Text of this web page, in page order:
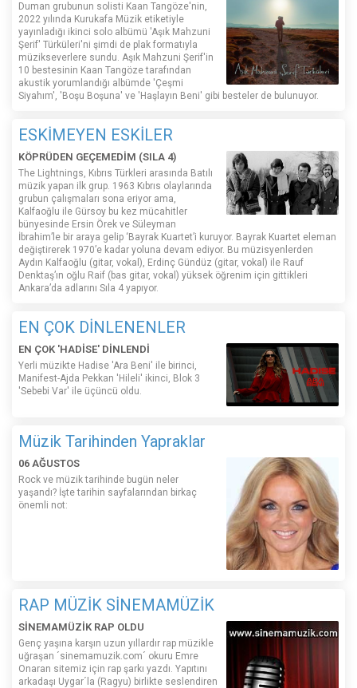
Duman grubunun solisti Kaan Tangöze'nin,
2022 yılında Kurukafa Müzik etiketiyle
yayınladığı ikinci solo albümü 'Aşık Mahzuni
Şerif' Türküleri'ni şimdi de plak formatıyla
müzikseverlere sundu. Aşık Mahzuni Şerif'in
10 bestesinin Kaan Tangöze tarafından
akustik yorumlandığı albümde 'Çeşmi
Siyahım', 'Boşu Boşuna' ve 'Haşlayın Beni' gibi besteler de bulunuyor.
ESKİMEYEN ESKİLER
KÖPRÜDEN GEÇEMEDİM (SILA 4)
The Lightnings, Kıbrıs Türkleri arasında Batılı
müzik yapan ilk grup. 1963 Kıbrıs olaylarında
grubun çalışmaları sona eriyor ama,
Kalfaoğlu ile Gürsoy bu kez mücahitler
bünyesinde Ersin Örek ve Süleyman
İbrahim’le bir araya gelip ‘Bayrak Kuartet’i kuruyor. Bayrak Kuartet eleman
değiştirerek 1970’e kadar yoluna devam ediyor. Bu müzisyenlerden
Aydın Kalfaoğlu (gitar, vokal), Erdinç Gündüz (gitar, vokal) ile Rauf
Denktaş’ın oğlu Raif (bas gitar, vokal) yüksek öğrenim için gittikleri
Ankara’da adlarını Sıla 4 yapıyor.
EN ÇOK DİNLENENLER
EN ÇOK 'HADİSE' DİNLENDİ
Yerli müzikte Hadise 'Ara Beni' ile birinci,
Manifest-Ajda Pekkan 'Hileli' ikinci, Blok 3
'Sebebi Var' ile üçüncü oldu.
Müzik Tarihinden Yapraklar
06 AĞUSTOS
Rock ve müzik tarihinde bugün neler
yaşandı? İşte tarihin sayfalarından birkaç
önemli not:
RAP MÜZİK SİNEMAMÜZİK
SİNEMAMÜZİK RAP OLDU
Genç yaşına karşın uzun yıllardır rap müzikle
uğraşan ´sinemamuzik.com´ okuru Emre
Onaran sitemiz için rap şarkı yazdı. Yapıtını
arkadaşı Uygar´la (Ragyu) birlikte seslendiren